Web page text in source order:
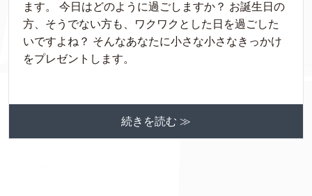
ます。 今日はどのように過ごしますか？ お誕生日の
方、そうでない方も、ワクワクとした日を過ごした
いですよね？ そんなあなたに小さな小さなきっかけ
をプレゼントします。
続きを読む ≫